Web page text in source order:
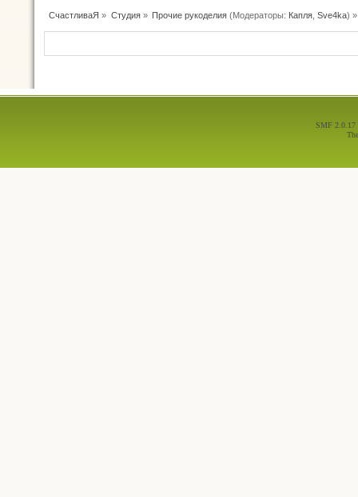
СчастливаЯ » Студия» Прочие рукоделия(Модераторы: Капля, Sve4ka) »
SMF 2.0.17